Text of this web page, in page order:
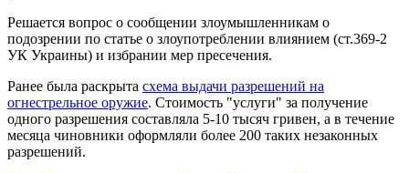
Решается вопрос о сообщении злоумышленникам о
подозрении по статье о злоупотреблении влиянием (ст.369-2
УК Украины) и избрании мер пресечения.
Ранее была раскрыта схема выдачи разрешений на
огнестрельное оружие. Стоимость "услуги" за получение
одного разрешения составляла 5-10 тысяч гривен, а в течение
месяца чиновники оформляли более 200 таких незаконных
разрешений.